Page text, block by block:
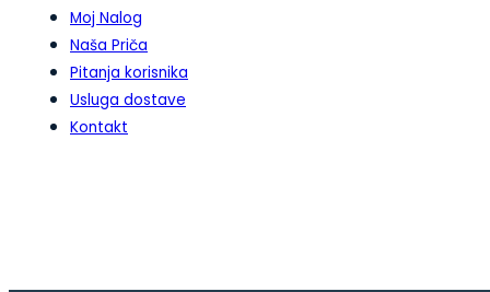
Moj Nalog
Naša Priča
Pitanja korisnika
Usluga dostave
Kontakt